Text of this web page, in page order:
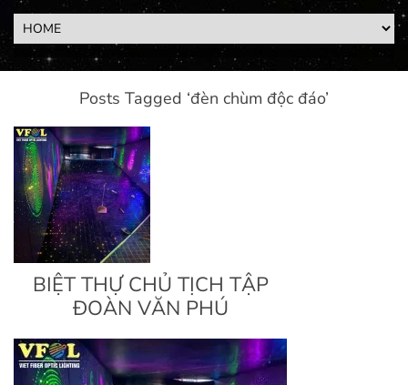
Posts Tagged ‘đèn chùm độc đáo’
BIỆT THỰ CHỦ TỊCH TẬP
ĐOÀN VĂN PHÚ